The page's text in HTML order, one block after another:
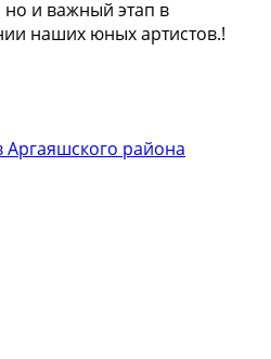
но и важный этап в
наших юных артистов.!
Аргаяшского района